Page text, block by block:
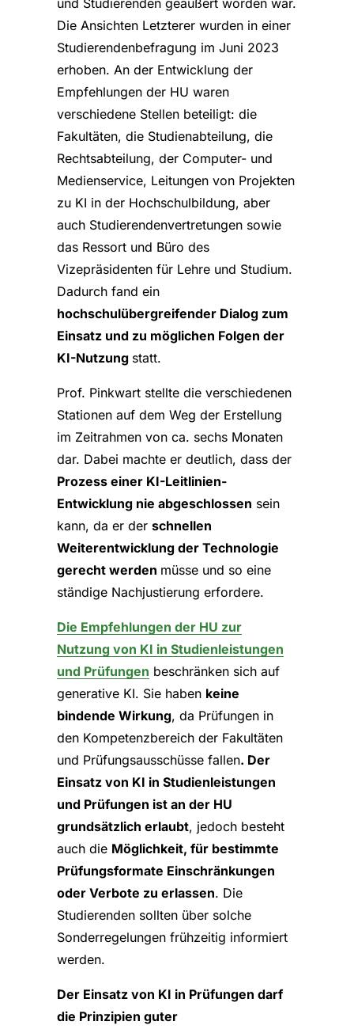
Die Ansichten Letzterer wurden in einer
Studierendenbefragung im Juni 2023
erhoben. An der Entwicklung der
Empfehlungen der HU waren
verschiedene Stellen beteiligt: die
Fakultäten, die Studienabteilung, die
Rechtsabteilung, der Computer- und
Medienservice, Leitungen von Projekten
zu KI in der Hochschulbildung, aber
auch Studierendenvertretungen sowie
das Ressort und Büro des
Vizepräsidenten für Lehre und Studium.
Dadurch fand ein
hochschulübergreifender Dialog zum
Einsatz und zu möglichen Folgen der
KI-Nutzung statt.
Prof. Pinkwart stellte die verschiedenen
Stationen auf dem Weg der Erstellung
im Zeitrahmen von ca. sechs Monaten
dar. Dabei machte er deutlich, dass der
Prozess einer KI-Leitlinien-
Entwicklung nie abgeschlossen sein
kann, da er der schnellen
Weiterentwicklung der Technologie
gerecht werden müsse und so eine
ständige Nachjustierung erfordere.
Die Empfehlungen der HU zur
Nutzung von KI in Studienleistungen
und Prüfungen beschränken sich auf
generative KI. Sie haben keine
bindende Wirkung, da Prüfungen in
den Kompetenzbereich der Fakultäten
und Prüfungsausschüsse fallen. Der
Einsatz von KI in Studienleistungen
und Prüfungen ist an der HU
grundsätzlich erlaubt, jedoch besteht
auch die Möglichkeit, für bestimmte
Prüfungsformate Einschränkungen
oder Verbote zu erlassen. Die
Studierenden sollten über solche
Sonderregelungen frühzeitig informiert
werden.
Der Einsatz von KI in Prüfungen darf
die Prinzipien guter